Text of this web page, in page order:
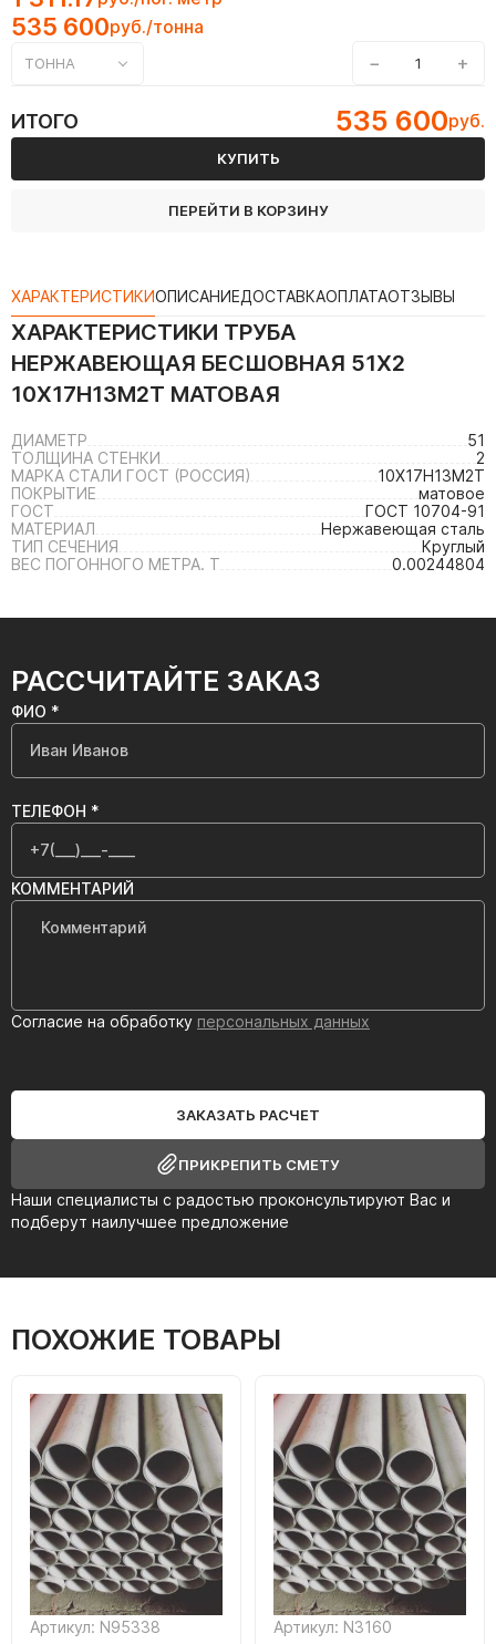
535 600руб./тонна
ТОННА − +
ИТОГО 535 600руб.
КУПИТЬ
ПЕРЕЙТИ В КОРЗИНУ
ХАРАКТЕРИСТИКИОПИСАНИЕДОСТАВКАОПЛАТАОТЗЫВЫ
ХАРАКТЕРИСТИКИ ТРУБА
НЕРЖАВЕЮЩАЯ БЕСШОВНАЯ 51Х2
10Х17Н13М2Т МАТОВАЯ
ДИАМЕТР
51
ТОЛЩИНА СТЕНКИ
2
МАРКА СТАЛИ ГОСТ (РОССИЯ)
10Х17Н13М2Т
ПОКРЫТИЕ
матовое
ГОСТ
ГОСТ 10704-91
МАТЕРИАЛ
Нержавеющая сталь
ТИП СЕЧЕНИЯ
Круглый
ВЕС ПОГОННОГО МЕТРА. Т
0.00244804
РАССЧИТАЙТЕ ЗАКАЗ
Наши специалисты с радостью проконсультируют Вас и
подберут наилучшее предложение
ФИО *
ТЕЛЕФОН *
КОММЕНТАРИЙ
Согласие на обработку персональных данных
ЗАКАЗАТЬ РАСЧЕТ
ПРИКРЕПИТЬ СМЕТУ
ПОХОЖИЕ ТОВАРЫ
Артикул: N95338 Артикул: N3160